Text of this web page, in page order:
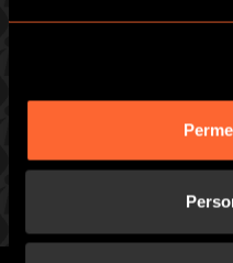
A 2 minuts
Som la marca líder
popular de Barcelona